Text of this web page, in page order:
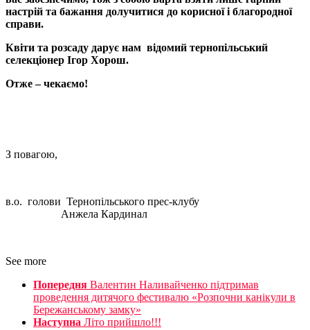
настрій та бажання долучитися до корисної і благородної
справи.
Квіти та розсаду дарує нам відомий тернопільський
селекціонер Ігор Хорош.
Отже – чекаємо!
З повагою,
в.о. голови Тернопільського прес-клубу
Анжела Кардинал
See more
Попередня Валентин Наливайченко підтримав
проведення дитячого фестивалю «Розпочни канікули в
Бережанському замку»
Наступна Літо прийшло!!!